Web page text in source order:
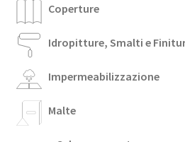
Coperture
Idropitture, Smalti e
Impermeabilizzazione
Malte